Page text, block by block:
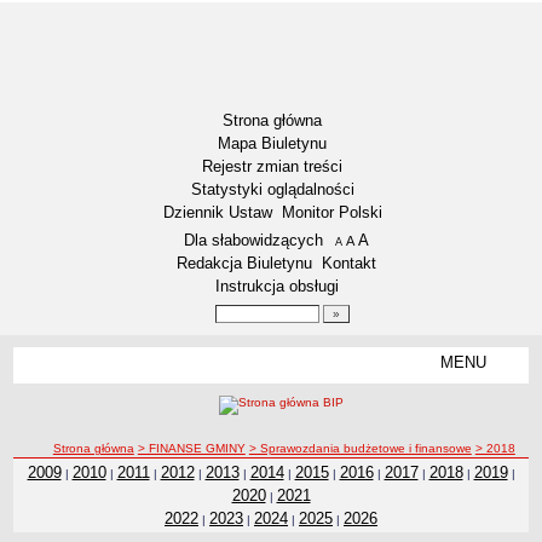
Strona główna
Mapa Biuletynu
Rejestr zmian treści
Statystyki oglądalności
Dziennik Ustaw
Monitor Polski
Menu dodatkowe
Dla słabowidzących A pomniejsz czcionkę
A standardowy rozmiar czcionki
A
Redakcja Biuletynu
Kontakt
Instrukcja obsługi
MENU
RODO – KLAUZULE INFORMACYJNE
NASZA GMINA
Aktualności
ścieżka nawigacji
Strona główna > FINANSE GMINY > Sprawozdania budżetowe i finansowe > 2018
2018
2009| 2010| 2011 | 2012| 2013| 2014| 2015| 2016| 2017 | 2018| 2019|
2020| 2021
2022 | 2023 | 2024 | 2025 | 2026